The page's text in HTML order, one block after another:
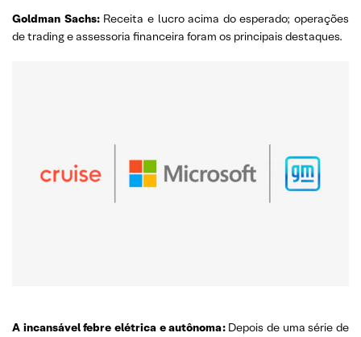
Goldman Sachs: Receita e lucro acima do esperado; operações
de trading e assessoria financeira foram os principais destaques.
A incansável febre elétrica e autônoma:Depois de uma série de